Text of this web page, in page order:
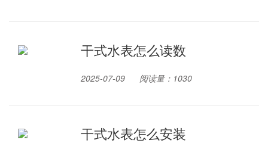
干式水表怎么读数
2025-07-09 阅读量：1030
干式水表怎么安装